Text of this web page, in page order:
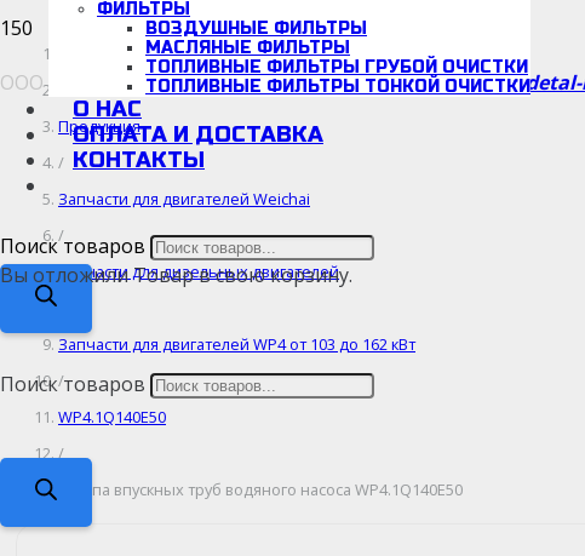
ООО «Детальмотор», ИНН/КПП: 5038166942/670001001
ФИЛЬТРЫ
ВОЗДУШНЫЕ ФИЛЬТРЫ
МАСЛЯНЫЕ ФИЛЬТРЫ
ТОПЛИВНЫЕ ФИЛЬТРЫ ГРУБОЙ ОЧИСТКИ
ТОПЛИВНЫЕ ФИЛЬТРЫ ТОНКОЙ ОЧИСТКИ
О НАС
ОПЛАТА И ДОСТАВКА
КОНТАКТЫ
Вы отложилиТоварв свою корзину.
Поиск товаров
Поиск товаров
Продукция
/
Запчасти для двигателей Weichai
/
Запчасти для дизельных двигателей
Запчасти для двигателей WP4 от 103 до 162 кВт
/
WP4.1Q140E50
/
Группа впускных труб водяного насоса WP4.1Q140E50